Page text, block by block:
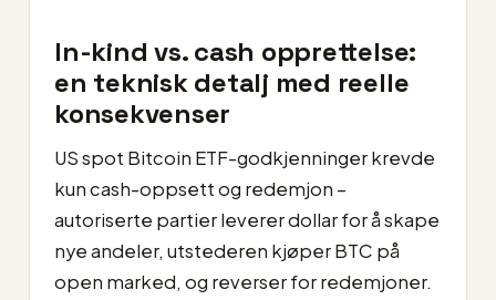
In-kind vs. cash opprettelse:
en teknisk detalj med reelle
konsekvenser
US spot Bitcoin ETF-godkjenninger krevde
kun cash-oppsett og redemjon –
autoriserte partier leverer dollar for å skape
nye andeler, utstederen kjøper BTC på
open marked, og reverser for redemjoner.